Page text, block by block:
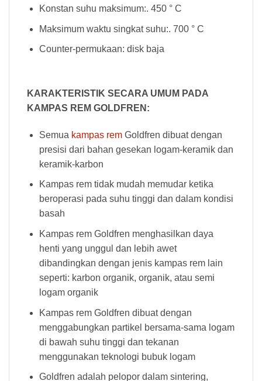
Konstan suhu maksimum:. 450 ° C
Maksimum waktu singkat suhu:. 700 ° C
Counter-permukaan: disk baja
KARAKTERISTIK SECARA UMUM PADA
KAMPAS REM GOLDFREN:
Semua kampas remGoldfren dibuat dengan
presisi dari bahan gesekan logam-keramik dan
keramik-karbon
Kampas rem tidak mudah memudar ketika
beroperasi pada suhu tinggi dan dalam kondisi
basah
Kampas rem Goldfren menghasilkan daya
henti yang unggul dan lebih awet
dibandingkan dengan jenis kampas rem lain
seperti: karbon organik, organik, atau semi
logam organik
Kampas rem Goldfren dibuat dengan
menggabungkan partikel bersama-sama logam
di bawah suhu tinggi dan tekanan
menggunakan teknologi bubuk logam
Goldfren adalah pelopor dalam sintering,